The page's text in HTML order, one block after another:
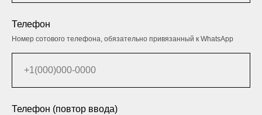
Телефон
Номер сотового телефона, обязательно привязанный к WhatsApp
Телефон (повтор ввода)